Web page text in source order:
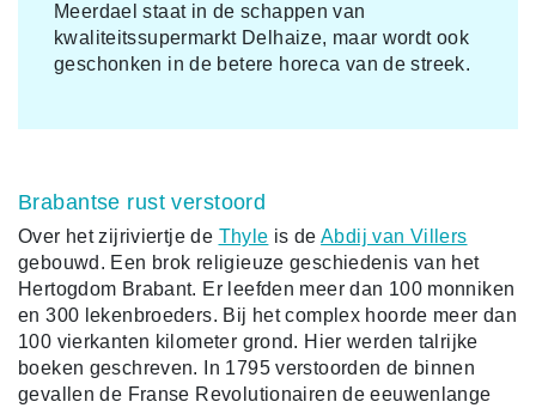
Meerdael staat in de schappen van
kwaliteitssupermarkt Delhaize, maar wordt ook
geschonken in de betere horeca van de streek.
Brabantse rust verstoord
Over het zijriviertje de Thyle is deAbdij van Villers
gebouwd. Een brok religieuze geschiedenis van het
Hertogdom Brabant. Er leefden meer dan 100 monniken
en 300 lekenbroeders. Bij het complex hoorde meer dan
100 vierkanten kilometer grond. Hier werden talrijke
boeken geschreven. In 1795 verstoorden de binnen
gevallen de Franse Revolutionairen de eeuwenlange